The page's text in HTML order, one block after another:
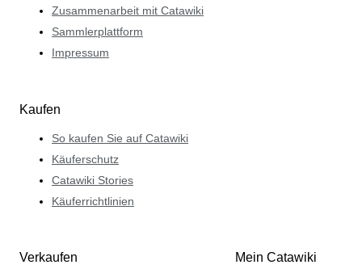
Zusammenarbeit mit Catawiki
Sammlerplattform
Impressum
Kaufen
So kaufen Sie auf Catawiki
Käuferschutz
Catawiki Stories
Käuferrichtlinien
Verkaufen Mein Catawiki